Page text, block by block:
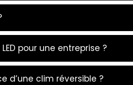
pour une entreprise ?
d’une clim réversible ?